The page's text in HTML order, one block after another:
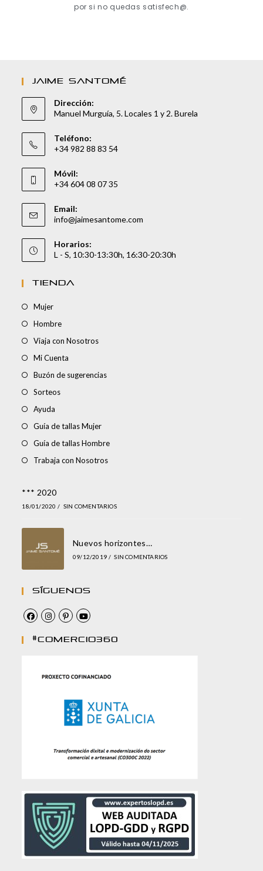
por si no quedas satisfech@.
JAIME SANTOMÉ
Dirección:
Manuel Murguía, 5. Locales 1 y 2. Burela
Teléfono:
+34 982 88 83 54
Móvil:
+34 604 08 07 35
Email:
info@jaimesantome.com
Horarios:
L - S, 10:30-13:30h, 16:30-20:30h
TIENDA
Mujer
Hombre
Viaja con Nosotros
Mi Cuenta
Buzón de sugerencias
Sorteos
Ayuda
Guía de tallas Mujer
Guía de tallas Hombre
Trabaja con Nosotros
*** 2020
18/01/2020 / SIN COMENTARIOS
Nuevos horizontes…
09/12/2019 / SIN COMENTARIOS
Síguenos
#comercio360